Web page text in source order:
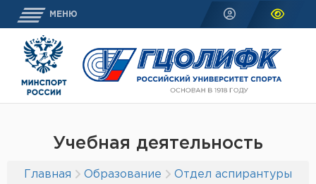
МЕНЮ
Учебная деятельность
Главная Образование
Отдел аспирантуры